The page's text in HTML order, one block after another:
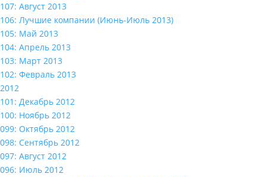
107: Август 2013
106: Лучшие компании (Июнь-Июль 2013)
105: Май 2013
104: Апрель 2013
103: Март 2013
102: Февраль 2013
2012
101: Декабрь 2012
100: Ноябрь 2012
099: Октябрь 2012
098: Сентябрь 2012
097: Август 2012
096: Июль 2012